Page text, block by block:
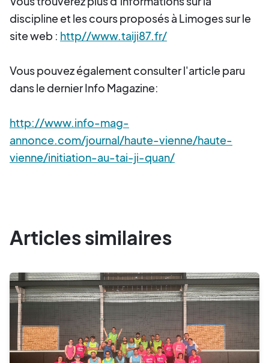
discipline et les cours proposés à Limoges sur le
site web : http//www.taiji87.fr/
Vous pouvez également consulter l'article paru
dans le dernier Info Magazine:
http://www.info-mag-
annonce.com/journal/haute-vienne/haute-
vienne/initiation-au-tai-ji-quan/
Articles similaires